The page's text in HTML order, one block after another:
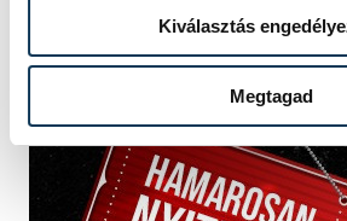
Kiválasztás
Megtagad